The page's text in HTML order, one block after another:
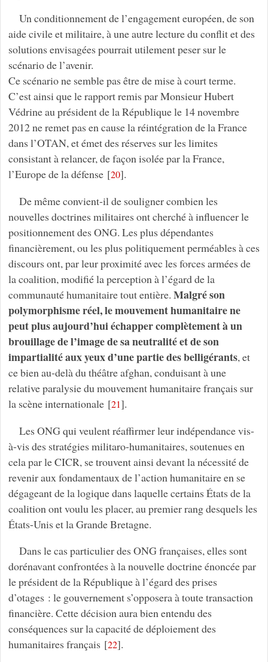
Un conditionnement de l’engagement européen, de son
aide civile et militaire, à une autre lecture du conflit et des
solutions envisagées pourrait utilement peser sur le
scénario de l’avenir.
Ce scénario ne semble pas être de mise à court terme.
C’est ainsi que le rapport remis par Monsieur Hubert
Védrine au président de la République le 14 novembre
2012 ne remet pas en cause la réintégration de la France
dans l’OTAN, et émet des réserves sur les limites
consistant à relancer, de façon isolée par la France,
l’Europe de la défense[20].
De même convient-il de souligner combien les
nouvelles doctrines militaires ont cherché à influencer le
positionnement des ONG. Les plus dépendantes
financièrement, ou les plus politiquement perméables à ces
discours ont, par leur proximité avec les forces armées de
la coalition, modifié la perception à l’égard de la
communauté humanitaire tout entière. Malgré son
polymorphisme réel, le mouvement humanitaire ne
peut plus aujourd’hui échapper complètement à un
brouillage de l’image de sa neutralité et de son
impartialité aux yeux d’une partie des belligérants, et
ce bien au-delà du théâtre afghan, conduisant à une
relative paralysie du mouvement humanitaire français sur
la scène internationale[21].
Les ONG qui veulent réaffirmer leur indépendance vis-
à-vis des stratégies militaro-humanitaires, soutenues en
cela par le CICR, se trouvent ainsi devant la nécessité de
revenir aux fondamentaux de l’action humanitaire en se
dégageant de la logique dans laquelle certains États de la
coalition ont voulu les placer, au premier rang desquels les
États-Unis et la Grande Bretagne.
Dans le cas particulier des ONG françaises, elles sont
dorénavant confrontées à la nouvelle doctrine énoncée par
le président de la République à l’égard des prises
d’otages : le gouvernement s’opposera à toute transaction
financière. Cette décision aura bien entendu des
conséquences sur la capacité de déploiement des
humanitaires français [22].